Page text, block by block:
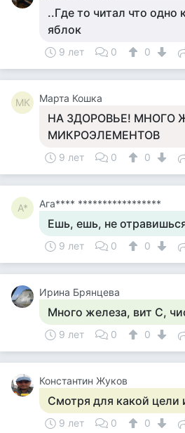
..Где то читал что одно
яблок
9 лет 0 0
МК Марта Кошка
НА ЗДОРОВЬЕ! МНОГО
МИКРОЭЛЕМЕНТОВ
9 лет 0 0
А* Ага**** *****************
Ешь, ешь, не
9 лет 0 0
Ирина Брянцева
Много железа, вит С,
9 лет 0 0
Константин Жуков
Смотря для какой цели
9 лет 0 0